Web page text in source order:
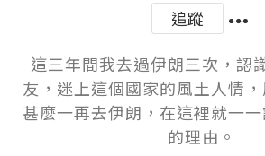
追蹤
這三年間我去過伊朗三次，認
友，迷上這個國家的風土人情
甚麼一再去伊朗，在這裡就一
的理由。